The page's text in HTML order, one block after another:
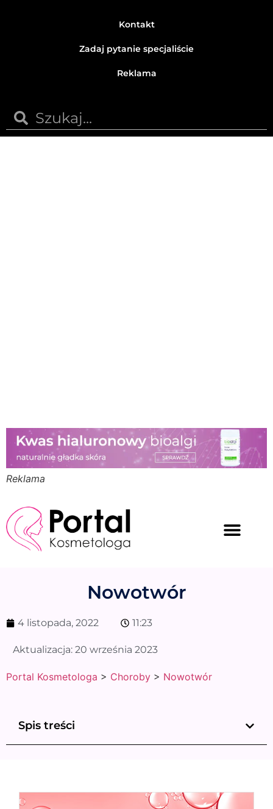
Kontakt
Zadaj pytanie specjaliście
Reklama
Reklama
Nowotwór
4 listopada, 2022 11:23
Aktualizacja: 20 września 2023
Portal Kosmetologa > Choroby > Nowotwór
Spis treści